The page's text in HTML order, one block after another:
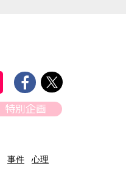
特別企画
事件
心理